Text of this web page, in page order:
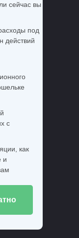
сейчас вы
под
действий
с
как
и